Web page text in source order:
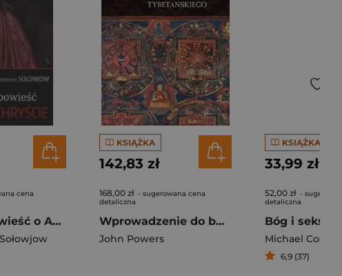
cena
Krótka opowieść o Antychryście
KSIĄŻKA
142,83 zł
168,00 zł - sugerowana cena
detaliczna
Wprowadzenie do buddyzmu tybetańskiego
John Powers
KSIĄŻKA
33,99 zł
52,00 zł -
detaliczna
Michael
6,9 (37)